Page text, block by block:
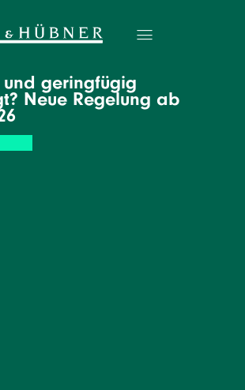
geringfügig
Neue Regelung ab